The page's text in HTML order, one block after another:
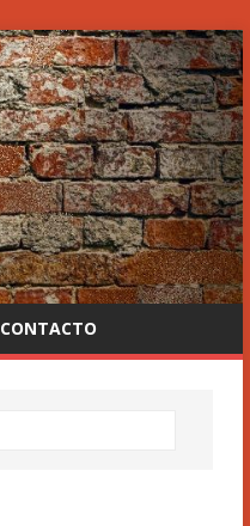
CONTACTO